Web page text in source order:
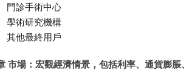
門診手術中心
學術研究機構
其他最終用戶
市場：宏觀經濟情景，包括利率、通貨膨